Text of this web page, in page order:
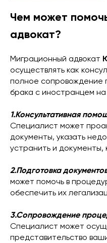
Чем может
адвокат?
Миграционный адвокат
осуществлять как
полное сопровождение
брака с иностранцем
1.Консультативная
Специалист может
документы, указать
устранить и
2.Подготовка
может помочь в
обеспечить их
3.Сопровождение
Специалист может
представительство